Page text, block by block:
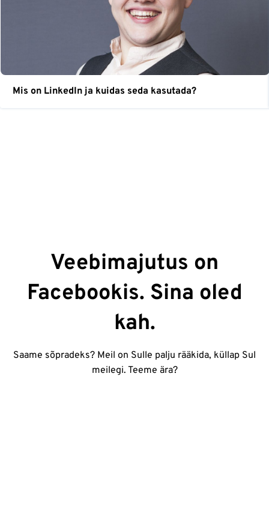
Mis on LinkedIn ja kuidas seda kasutada?
Veebimajutus on
Facebookis. Sina oled
kah.
Saame sõpradeks? Meil on Sulle palju rääkida, küllap Sul
meilegi. Teeme ära?